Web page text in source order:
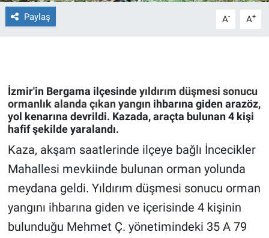
Paylaş A- A+
İzmir'in Bergama ilçesindeyıldırım düşmesi sonucu
ormanlık alanda çıkan yangınihbarına giden arazöz,
yol kenarına devrildi. Kazada, araçta bulunan 4 kişi
hafif şekilde yaralandı.
Kaza, akşam saatlerinde ilçeye bağlı İncecikler
Mahallesi mevkiinde bulunan orman yolunda
meydana geldi. Yıldırım düşmesi sonucu orman
yangını ihbarına giden ve içerisinde 4 kişinin
bulunduğu Mehmet Ç. yönetimindeki 35 A 79
Ekonomi
Gün Başlıyor
Gün Bitiyor
Gün Ortası
Gündem Özel
Günün görüntüsü